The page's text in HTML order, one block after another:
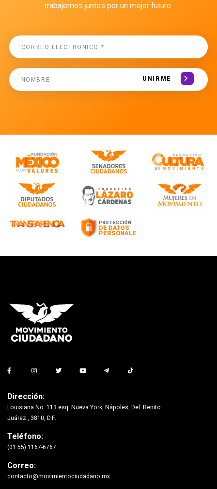
trabajemos juntos por un mejor futuro.
UNIRME
Dirección:
Louisiana No. 113 esq. Nueva York, Nápoles, Del. Benito
Juárez., 3810, D.F.
Teléfono:
(01 55) 1167-6767
Correo:
contacto@movimientociudadano.mx